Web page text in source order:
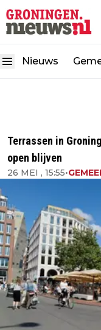
Nieuws
Terrassen in
open blijven
26 MEI , 15:55•